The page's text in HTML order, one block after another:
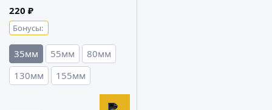
220 ₽
Бонусы:
35мм 55мм
80мм
130мм
155мм